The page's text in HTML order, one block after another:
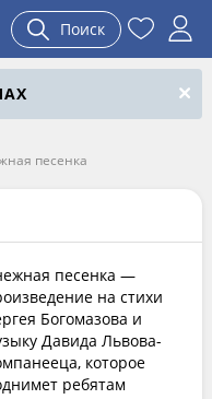
Поиск
песенка
песенка —
на стихи
Богомазова и
Давида Львова-
которое
ребятам